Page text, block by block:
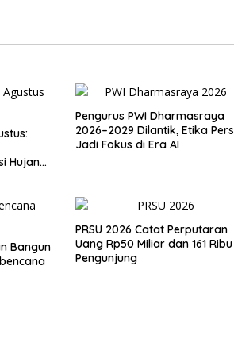
Hujan
Pengurus PWI Dharmasraya
2026–2029 Dilantik, Etika Pers
Jadi Fokus di Era AI
Bangun
PRSU 2026 Catat Perputaran
Uang Rp50 Miliar dan 161 Ribu
Pengunjung